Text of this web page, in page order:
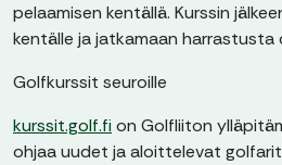
pelaamisen kentällä. Kurssin
kentälle ja jatkamaan harrastusta
Golfkurssit seuroille
kurssit.golf.fi on Golfliiton
ohjaa uudet ja aloittelevat